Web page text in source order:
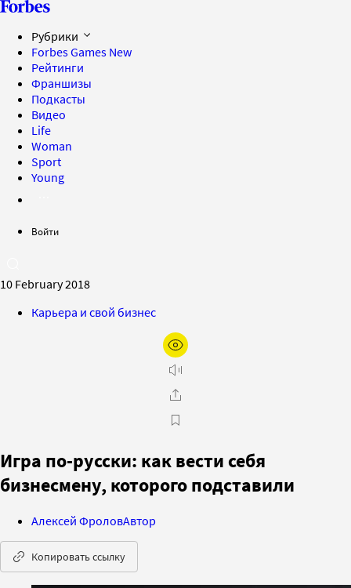
Рубрики
Forbes Games New
Рейтинги
Франшизы
Подкасты
Видео
Life
Woman
Sport
Young
Войти
10 February 2018
Карьера и свой бизнес
Игра по-русски: как вести себя
бизнесмену, которого подставили
Алексей ФроловАвтор
Копировать ссылку